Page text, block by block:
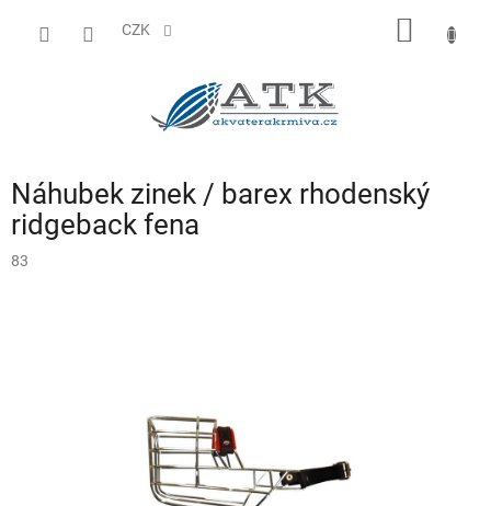
CZK
Náhubek zinek / barex rhodenský
ridgeback fena
83